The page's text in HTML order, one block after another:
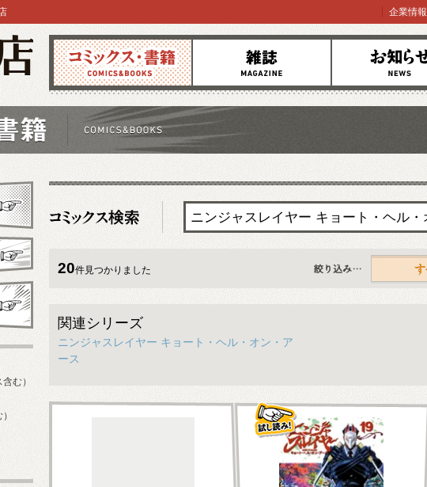
コミックス 雑誌 お知らせ
企業情報
20件見つかりました
すべて
関連シリーズ
ニンジャスレイヤー キョート・ヘル・オン・ア
ース
む）